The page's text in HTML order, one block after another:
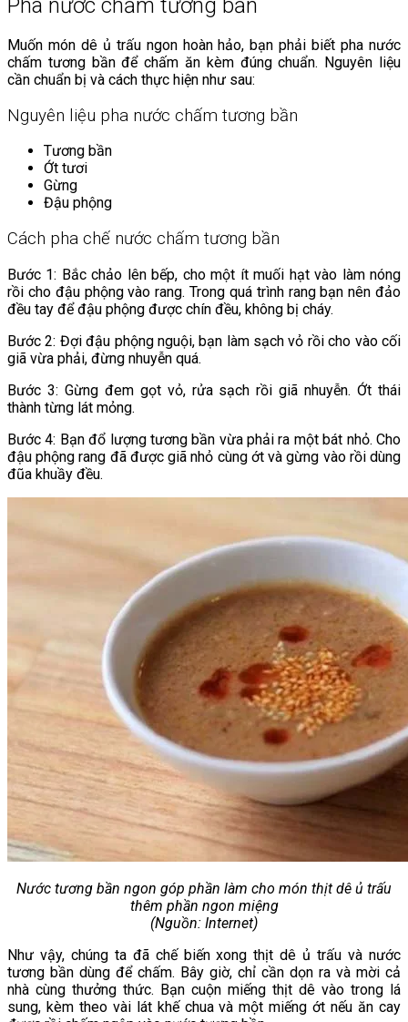
Pha nước chấm tương bần
Muốn món dê ủ trấu ngon hoàn hảo, bạn phải biết pha nước
chấm tương bần để chấm ăn kèm đúng chuẩn. Nguyên liệu
cần chuẩn bị và cách thực hiện như sau:
Nguyên liệu pha nước chấm tương bần
Tương bần
Ớt tươi
Gừng
Đậu phộng
Cách pha chế nước chấm tương bần
Bước 1: Bắc chảo lên bếp, cho một ít muối hạt vào làm nóng
rồi cho đậu phộng vào rang. Trong quá trình rang bạn nên đảo
đều tay để đậu phộng được chín đều, không bị cháy.
Bước 2: Đợi đậu phộng nguội, bạn làm sạch vỏ rồi cho vào cối
giã vừa phải, đừng nhuyễn quá.
Bước 3: Gừng đem gọt vỏ, rửa sạch rồi giã nhuyễn. Ớt thái
thành từng lát mỏng.
Bước 4: Bạn đổ lượng tương bần vừa phải ra một bát nhỏ. Cho
đậu phộng rang đã được giã nhỏ cùng ớt và gừng vào rồi dùng
đũa khuầy đều.
Nước tương bần ngon góp phần làm cho món thịt dê ủ trấu
thêm phần ngon miệng
(Nguồn: Internet)
Như vậy, chúng ta đã chế biến xong thịt dê ủ trấu và nước
tương bần dùng để chấm. Bây giờ, chỉ cần dọn ra và mời cả
nhà cùng thưởng thức. Bạn cuộn miếng thịt dê vào trong lá
sung, kèm theo vài lát khế chua và một miếng ớt nếu ăn cay